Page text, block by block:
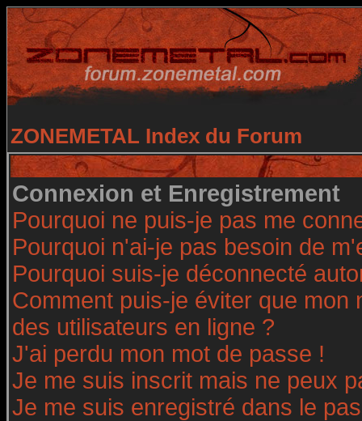
ZONEMETAL Index du Forum
Connexion et Enregistrement
Pourquoi ne puis-je pas me
Pourquoi n'ai-je pas besoin de
Pourquoi suis-je déconnecté
Comment puis-je éviter que
des utilisateurs en ligne ?
J'ai perdu mon mot de passe !
Je me suis inscrit mais ne peux
Je me suis enregistré dans le